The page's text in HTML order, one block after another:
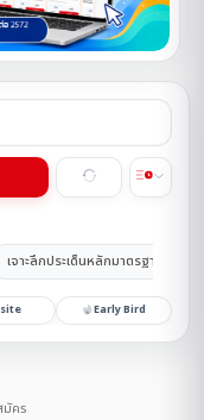
เจาะลึกประเด็นหลักมาตรฐานการร
Early Bird
คร